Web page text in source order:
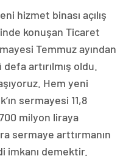
hizmet binası açılış
konuşan Ticaret
Temmuz ayından
artırılmış oldu.
Hem yeni
sermayesi 11,8
milyon liraya
sermaye arttırmanın
imkanı demektir.